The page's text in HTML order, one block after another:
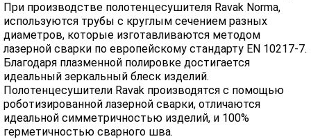
При производстве полотенцесушителя Ravak Norma,
используются трубы с круглым сечением разных
диаметров, которые изготавливаются методом
лазерной сварки по европейскому стандарту EN 10217-7.
Благодаря плазменной полировке достигается
идеальный зеркальный блеск изделий.
Полотенцесушители Ravak производятся с помощью
роботизированной лазерной сварки, отличаются
идеальной симметричностью изделий, и 100%
герметичностью сварного шва.